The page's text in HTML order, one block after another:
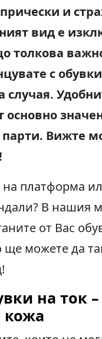
и
вид е
толкова
с
случая.
основно
Вижте
на платформа
В нашия
от Вас
ще можете да
на ток –
кожа